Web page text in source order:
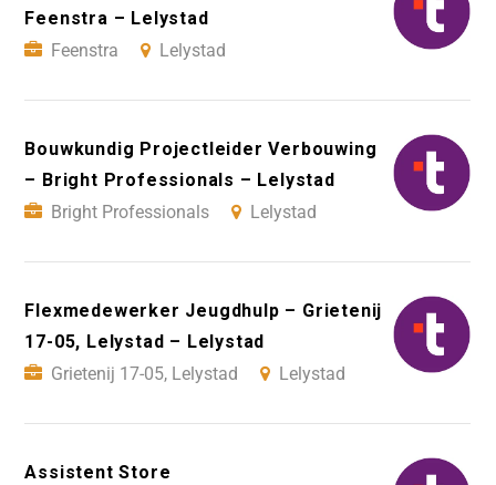
Feenstra – Lelystad
Feenstra
Lelystad
Bouwkundig Projectleider Verbouwing
– Bright Professionals – Lelystad
Bright Professionals
Lelystad
Flexmedewerker Jeugdhulp – Grietenij
17-05, Lelystad – Lelystad
Grietenij 17-05, Lelystad
Lelystad
Assistent Store